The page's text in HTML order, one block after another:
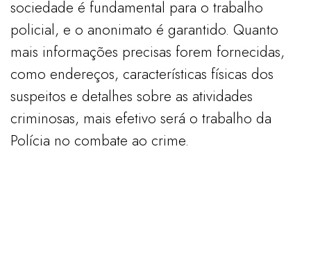
sociedade é fundamental para o trabalho
policial, e o anonimato é garantido. Quanto
mais informações precisas forem fornecidas,
como endereços, características físicas dos
suspeitos e detalhes sobre as atividades
criminosas, mais efetivo será o trabalho da
Polícia no combate ao crime.